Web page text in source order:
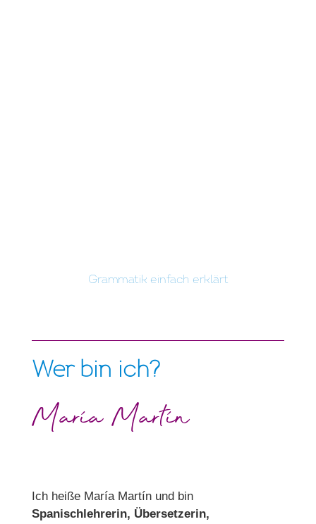
Grammatik einfach erklärt
Wer bin ich?
María Martín
Ich heiße María Martín und bin
Spanischlehrerin, Übersetzerin,